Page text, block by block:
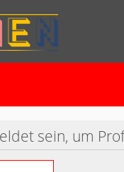
sein, um